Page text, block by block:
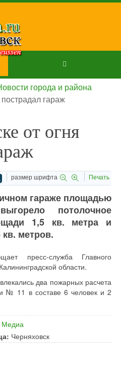
города и района
гараж
от огня
размер шрифта Печать
гараже площадью
потолочное
1,5 кв. метра и
метров.
пресс-служба Главного
области.
два пожарных расчета
№ 11 в составе 6 человек и 2
Черняховск